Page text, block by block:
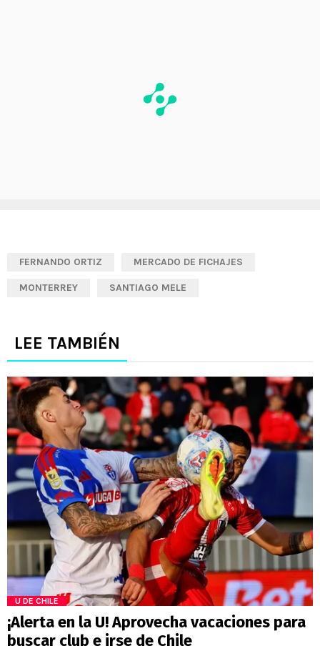
FERNANDO ORTIZ MERCADO DE FICHAJES
MONTERREY SANTIAGO MELE
LEE TAMBIÉN
U DE CHILE
¡Alerta en la U! Aprovecha vacaciones para
buscar club e irse de Chile